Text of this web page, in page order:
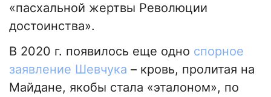
«пасхальной жертвы Революции
достоинства».
В 2020 г. появилось еще одно спорное
заявление Шевчука – кровь, пролитая на
Майдане, якобы стала «эталоном», по